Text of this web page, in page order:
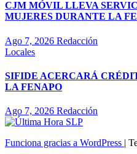
CJM MÓVIL LLEVA
MUJERES DURANTE LA
Ago 7, 2026 Redacción
Locales
SIFIDE ACERCARÁ
LA FENAPO
Ago 7, 2026 Redacción
Funciona gracias a WordPress |